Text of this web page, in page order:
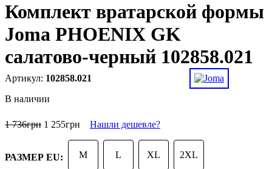
Комплект вратарской формы
Joma PHOENIX GK
салатово-черный 102858.021
102858.021
В наличии
1 736грн 1 255грн Нашли дешевле?
РАЗМЕР EU: M L XL 2XL